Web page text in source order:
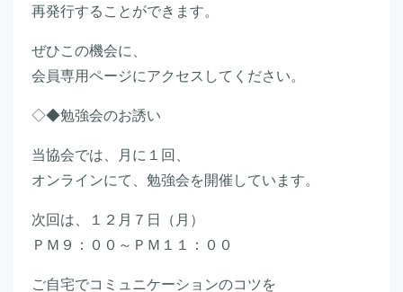
再発行することができます。
ぜひこの機会に、
会員専用ページにアクセスしてください。
◇◆勉強会のお誘い
当協会では、月に１回、
オンラインにて、勉強会を開催しています。
次回は、１２月７日（月）
ＰＭ９：００～ＰＭ１１：００
ご自宅でコミュニケーションのコツを